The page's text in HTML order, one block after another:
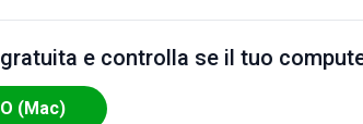
e controlla se il tuo
(Mac)